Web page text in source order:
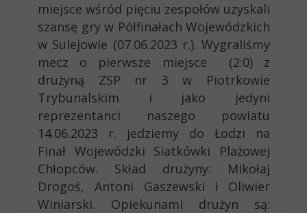
miejsce wśród pięciu zespołów uzyskali
szansę gry w Półfinałach Wojewódzkich
w Sulejowie (07.06.2023 r.). Wygraliśmy
mecz o pierwsze miejsce (2:0) z
drużyną ZSP nr 3 w Piotrkowie
Trybunalskim i jako jedyni
reprezentanci naszego powiatu
14.06.2023 r. jedziemy do Łodzi na
Finał Wojewódzki Siatkówki Plażowej
Chłopców. Skład drużyny: Mikołaj
Drogoś, Antoni Gaszewski i Oliwier
Winiarski. Opiekunami drużyn są: